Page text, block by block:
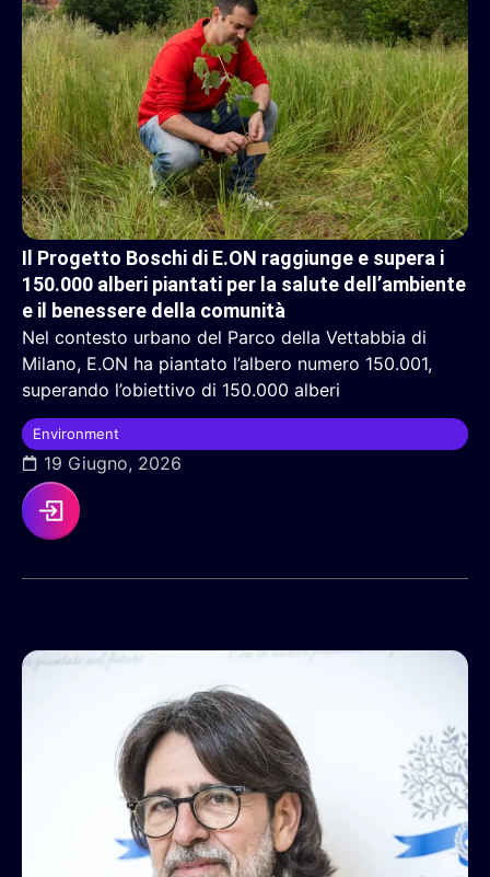
Il Progetto Boschi di E.ON raggiunge e supera i
150.000 alberi piantati per la salute dell’ambiente
e il benessere della comunità
Nel contesto urbano del Parco della Vettabbia di
Milano, E.ON ha piantato l’albero numero 150.001,
superando l’obiettivo di 150.000 alberi
Environment
19 Giugno, 2026